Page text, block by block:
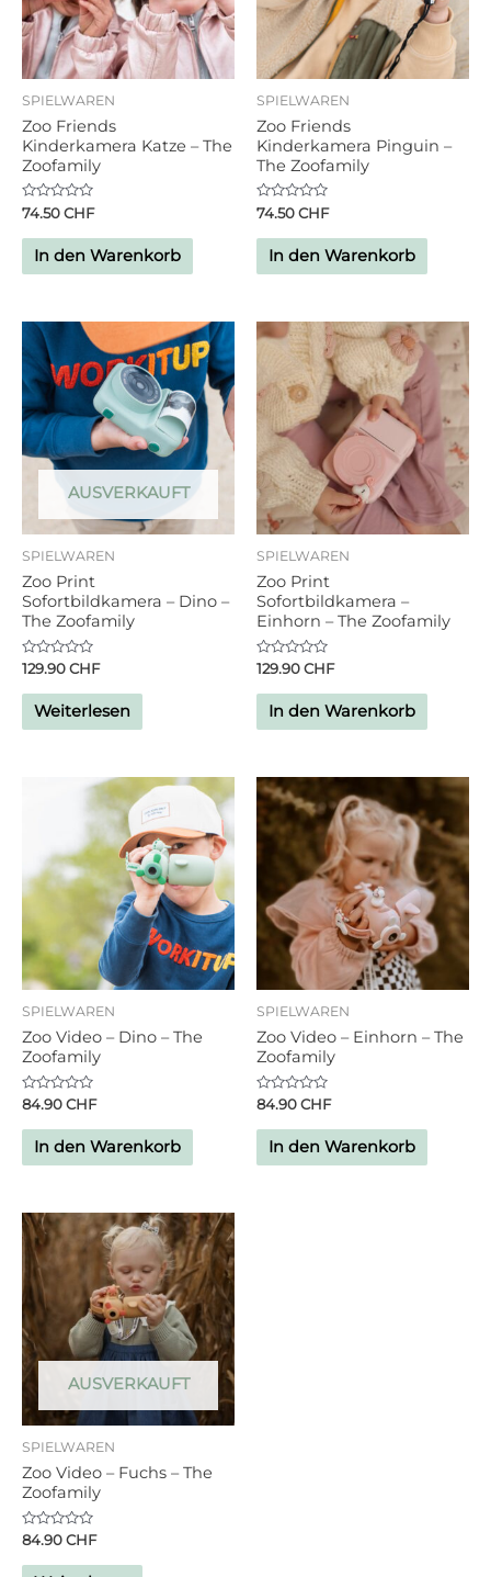
SPIELWAREN
Zoo Friends
Kinderkamera Katze – The
Zoofamily
Bewertet
0
von
74.50CHF
In den Warenkorb
SPIELWAREN
Zoo Friends
Kinderkamera Pinguin –
The Zoofamily
Bewertet
0
von
74.50CHF
In den Warenkorb
AUSVERKAUFT
SPIELWAREN
Zoo Print
Sofortbildkamera – Dino –
The Zoofamily
Bewertet
0
von
129.90CHF
Weiterlesen
SPIELWAREN
Zoo Print
Sofortbildkamera –
Einhorn – The Zoofamily
Bewertet
0
von
129.90CHF
In den Warenkorb
SPIELWAREN
Zoo Video – Dino – The
Zoofamily
Bewertet
0
von
84.90CHF
In den Warenkorb
SPIELWAREN
Zoo Video – Einhorn – The
Zoofamily
Bewertet
0
von
84.90CHF
In den Warenkorb
AUSVERKAUFT
SPIELWAREN
Zoo Video – Fuchs – The
Zoofamily
Bewertet
0
84.90CHF